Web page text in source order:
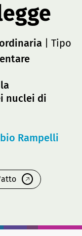
| Tipo
nuclei di
Rampelli